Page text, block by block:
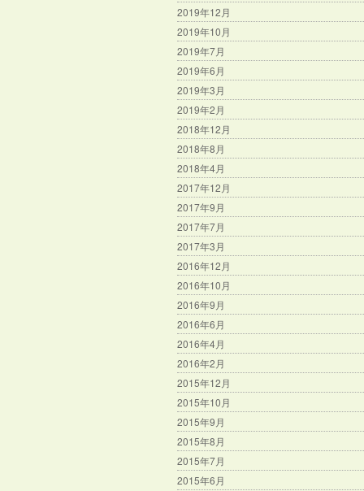
2019年12月
2019年10月
2019年7月
2019年6月
2019年3月
2019年2月
2018年12月
2018年8月
2018年4月
2017年12月
2017年9月
2017年7月
2017年3月
2016年12月
2016年10月
2016年9月
2016年6月
2016年4月
2016年2月
2015年12月
2015年10月
2015年9月
2015年8月
2015年7月
2015年6月